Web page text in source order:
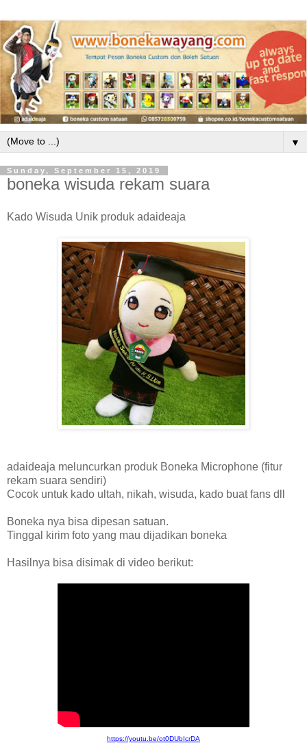
▼
Sunday, September 15, 2019
boneka wisuda rekam suara
Kado Wisuda Unik produk adaideaja
adaideaja meluncurkan produk Boneka Microphone (fitur
rekam suara sendiri)
Cocok untuk kado ultah, nikah, wisuda, kado buat fans dll
Boneka nya bisa dipesan satuan.
Tinggal kirim foto yang mau dijadikan boneka
Hasilnya bisa disimak di video berikut:
https://youtu.be/ot0DUbIcrDA